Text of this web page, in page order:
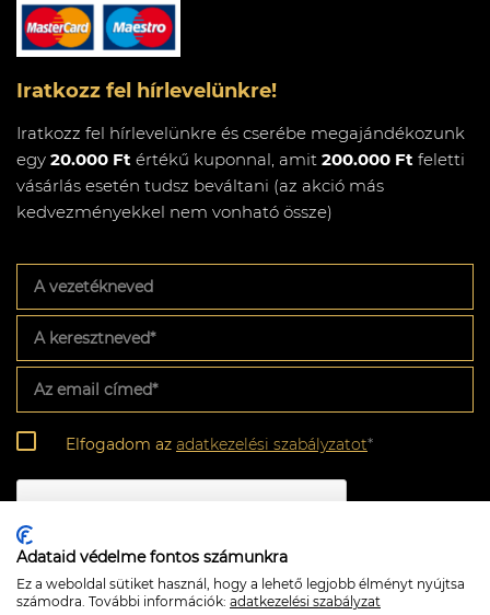
Iratkozz fel hírlevelünkre!
Iratkozz fel hírlevelünkre és cserébe megajándékozunk
egy 20.000 Ft értékű kuponnal, amit 200.000 Ft feletti
vásárlás esetén tudsz beváltani (az akció más
kedvezményekkel nem vonható össze)
vezetékneved
keresztneved*
email
címed*
Adatkezelési
szabályzat*
Elfogadom az adatkezelési szabályzatot*
CAPTCHA
Feliratkozom
Adataid védelme fontos számunkra
Ez a weboldal sütiket használ, hogy a lehető legjobb élményt nyújtsa
számodra. További információk: adatkezelési szabályzat